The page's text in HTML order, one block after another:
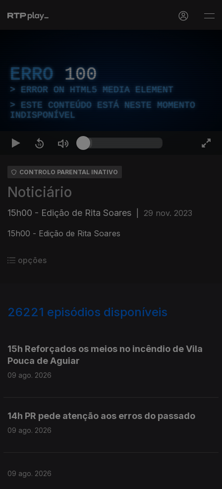
ERRO 100
ERROR ON HTML5 MEDIA ELEMENT
ESTE CONTEÚDO ESTÁ NESTE MOMENTO
INDISPONÍVEL
CONTROLO PARENTAL INATIVO
Noticiário
15h00 - Edição de Rita Soares 29 nov. 2023
15h00 - Edição de Rita Soares
opções
26221 episódios disponíveis
15h Reforçados os meios no incêndio de Vila
Pouca de Aguiar
09 ago. 2026
14h PR pede atenção aos erros do passado
09 ago. 2026
09 ago. 2026